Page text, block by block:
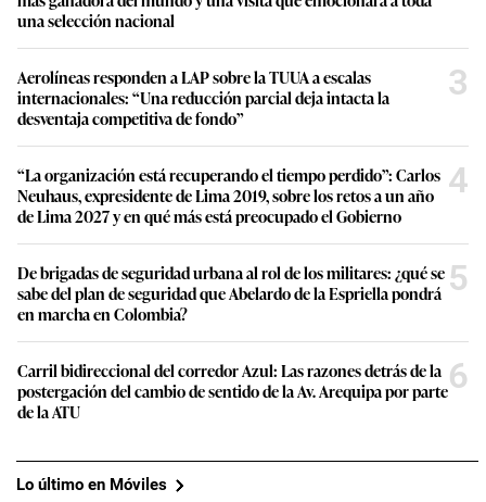
una selección nacional
Aerolíneas responden a LAP sobre la TUUA a escalas
internacionales: “Una reducción parcial deja intacta la
desventaja competitiva de fondo”
3
“La organización está recuperando el tiempo perdido”: Carlos
Neuhaus, expresidente de Lima 2019, sobre los retos a un año
de Lima 2027 y en qué más está preocupado el Gobierno
4
De brigadas de seguridad urbana al rol de los militares: ¿qué se
sabe del plan de seguridad que Abelardo de la Espriella pondrá
en marcha en Colombia?
5
Carril bidireccional del corredor Azul: Las razones detrás de la
postergación del cambio de sentido de la Av. Arequipa por parte
de la ATU
6
Lo último en Móviles